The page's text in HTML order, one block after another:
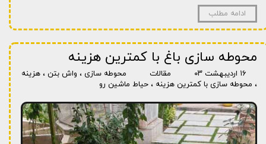
ادامه مطلب
محوطه سازی باغ با کمترین هزینه
۱۶ اردیبهشت ۰۳ مقالات محوطه سازی ، واش بتن ، هزینه
، محوطه سازی با کمترین هزینه ، حیاط ماشین رو